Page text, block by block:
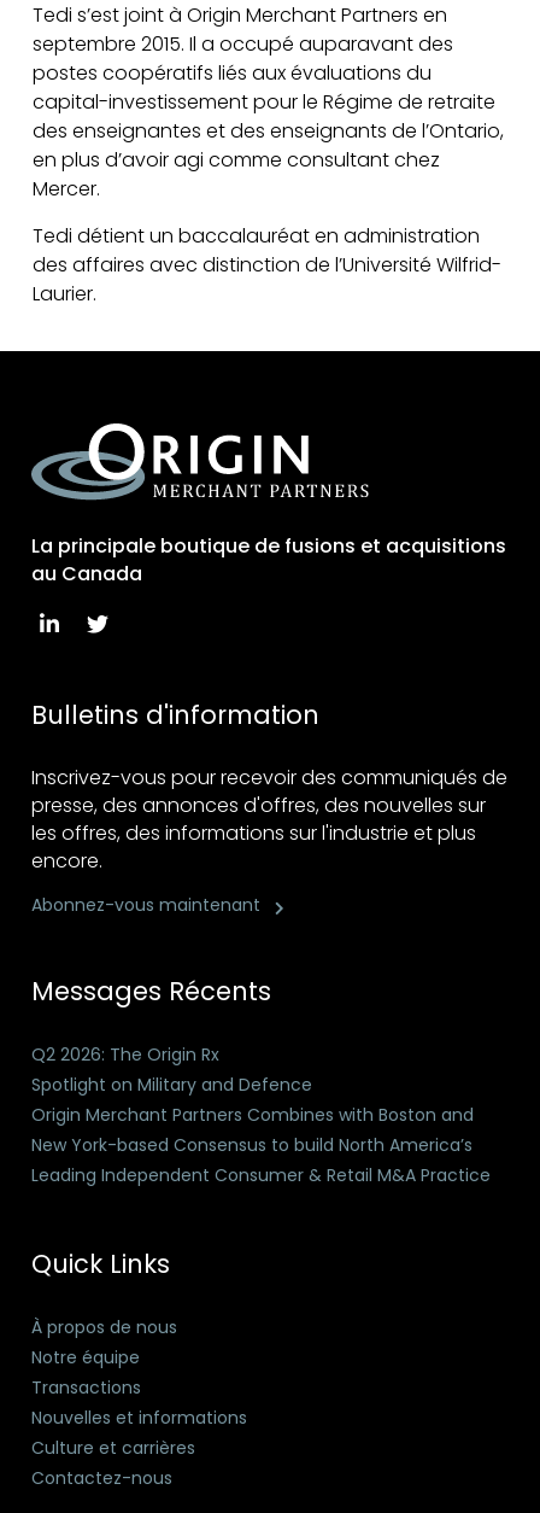
Tedi s’est joint à Origin Merchant Partners en
septembre 2015. Il a occupé auparavant des
postes coopératifs liés aux évaluations du
capital-investissement pour le Régime de retraite
des enseignantes et des enseignants de l’Ontario,
en plus d’avoir agi comme consultant chez
Mercer.
Tedi détient un baccalauréat en administration
des affaires avec distinction de l’Université Wilfrid-
Laurier.
La principale boutique de fusions et acquisitions
au Canada
Bulletins d'information
Inscrivez-vous pour recevoir des communiqués de
presse, des annonces d'offres, des nouvelles sur
les offres, des informations sur l'industrie et plus
encore.
Abonnez-vous maintenant
Messages Récents
Q2 2026: The Origin Rx
Spotlight on Military and Defence
Origin Merchant Partners Combines with Boston and
New York-based Consensus to build North America’s
Leading Independent Consumer & Retail M&A Practice
Quick Links
À propos de nous
Notre équipe
Transactions
Nouvelles et informations
Culture et carrières
Contactez-nous